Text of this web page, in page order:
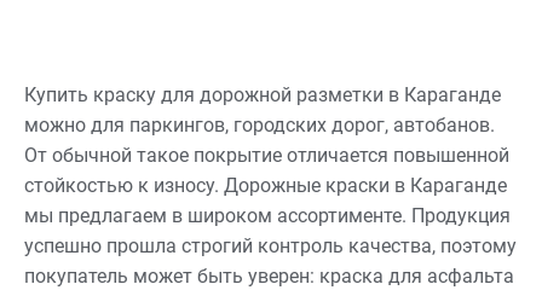
безопасность движения.
Купить краску для дорожной разметки в Караганде
можно для паркингов, городских дорог, автобанов.
От обычной такое покрытие отличается повышенной
стойкостью к износу. Дорожные краски в Караганде
мы предлагаем в широком ассортименте. Продукция
успешно прошла строгий контроль качества, поэтому
покупатель может быть уверен: краска для асфальта